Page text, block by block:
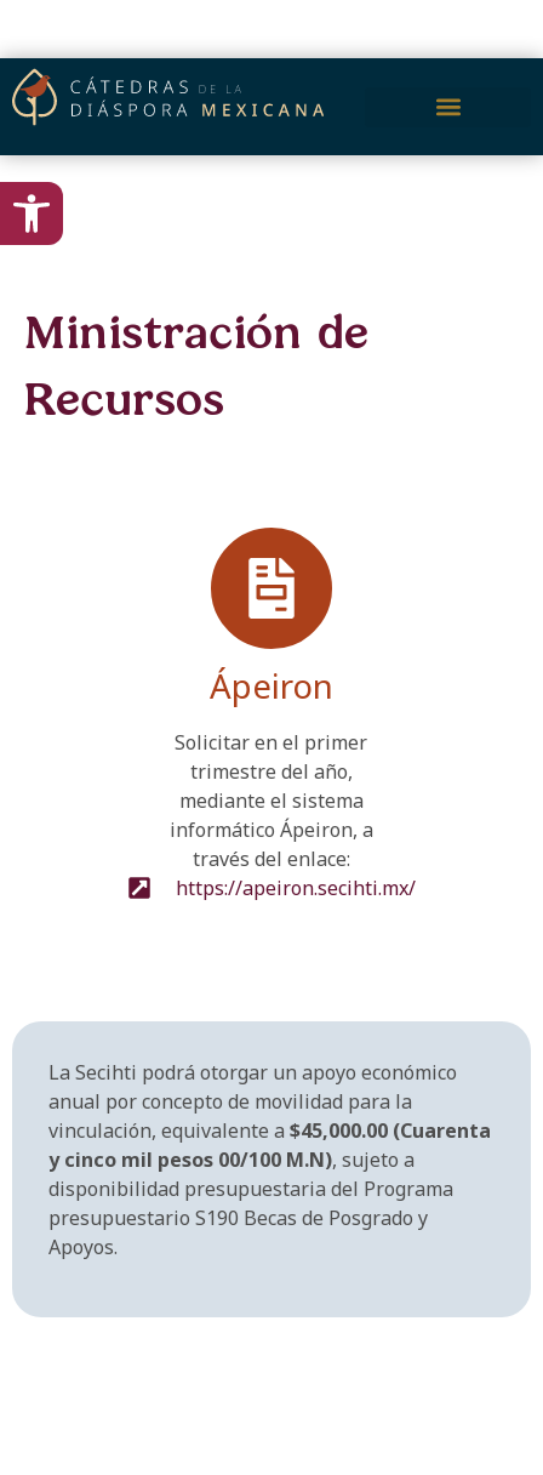
Ministración de
Recursos
Ápeiron
Solicitar en el primer
trimestre del año,
mediante el sistema
informático Ápeiron, a
través del enlace:
https://apeiron.secihti.mx/
La Secihti podrá otorgar un apoyo económico
anual por concepto de movilidad para la
vinculación, equivalente a $45,000.00 (Cuarenta
y cinco mil pesos 00/100 M.N), sujeto a
disponibilidad presupuestaria del Programa
presupuestario S190 Becas de Posgrado y
Apoyos.
Open toolbar